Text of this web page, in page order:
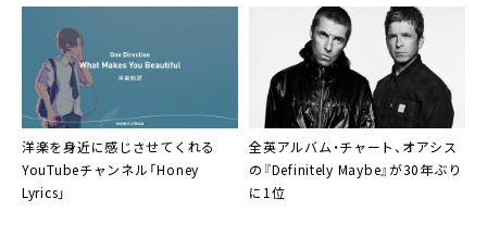
洋楽を身近に感じさせてくれる
YouTubeチャンネル「Honey
Lyrics」
全英アルバム・チャート、オアシス
の『Definitely Maybe』が30年ぶり
に1位